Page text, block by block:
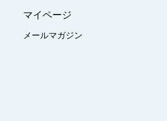
マイページ
メールマガジン